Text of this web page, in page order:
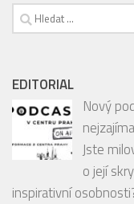
Vyhledávání
EDITORIAL
Nový
Jste
o její
inspirativní